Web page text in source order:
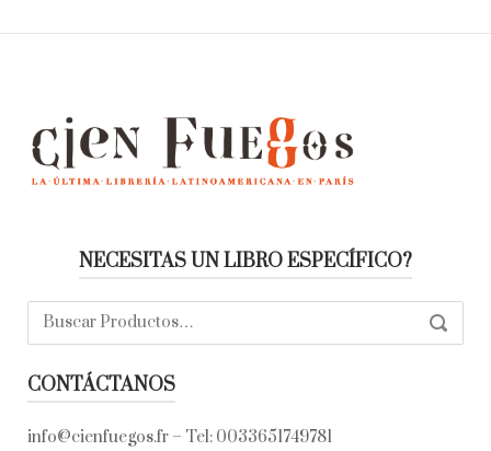
NECESITAS UN LIBRO ESPECÍFICO?
Buscar:
CONTÁCTANOS
info@cienfuegos.fr – Tel: 0033651749781